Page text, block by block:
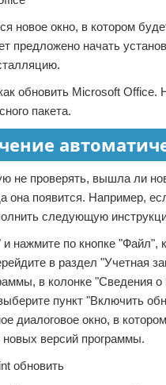
новое окно, в котором
предложено начать
обновить Microsoft Office.
пакета.
не проверять, вышла ли
она появится. Например,
следующую
нажмите по кнопке "Файл",
в раздел "Учетная
в колонке "Сведения
пункт "Включить
диалоговое окно, в
новых версий программы.